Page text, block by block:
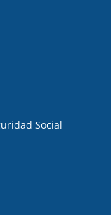
Social